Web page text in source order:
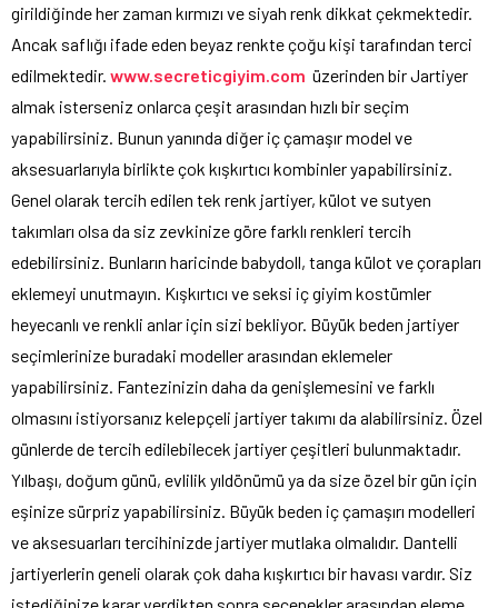
girildiğinde her zaman kırmızı ve siyah renk dikkat çekmektedir.
Ancak saflığı ifade eden beyaz renkte çoğu kişi tarafından terci
edilmektedir. www.secreticgiyim.com üzerinden birJartiyer
almak isterseniz onlarca çeşit arasından hızlı bir seçim
yapabilirsiniz. Bunun yanında diğer iç çamaşır model ve
aksesuarlarıyla birlikte çok kışkırtıcı kombinler yapabilirsiniz.
Genel olarak tercih edilen tek renk jartiyer, külot ve sutyen
takımları olsa da siz zevkinize göre farklı renkleri tercih
edebilirsiniz. Bunların haricinde babydoll, tanga külot ve çorapları
eklemeyi unutmayın. Kışkırtıcı ve seksi iç giyim kostümler
heyecanlı ve renkli anlar için sizi bekliyor. Büyük beden jartiyer
seçimlerinize buradaki modeller arasından eklemeler
yapabilirsiniz. Fantezinizin daha da genişlemesini ve farklı
olmasını istiyorsanız kelepçeli jartiyer takımı da alabilirsiniz. Özel
günlerde de tercih edilebilecek jartiyer çeşitleri bulunmaktadır.
Yılbaşı, doğum günü, evlilik yıldönümü ya da size özel bir gün için
eşinize sürpriz yapabilirsiniz. Büyük beden iç çamaşırı modelleri
ve aksesuarları tercihinizde jartiyer mutlaka olmalıdır. Dantelli
jartiyerlerin geneli olarak çok daha kışkırtıcı bir havası vardır. Siz